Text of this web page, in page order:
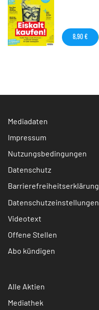
8,90 €
Mediadaten
Impressum
Nutzungsbedingungen
Datenschutz
Barrierefreiheitserklärung
Datenschutzeinstellungen
Videotext
Offene Stellen
Abo kündigen
Alle Aktien
Mediathek